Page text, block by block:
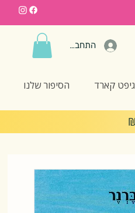
התחברות
גיפט קארד הסיפור שלנו